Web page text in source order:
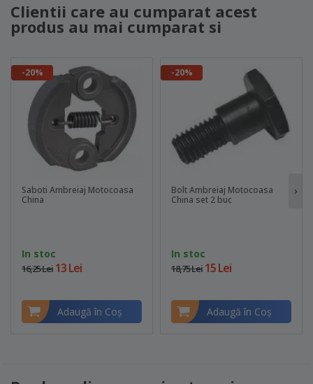
Clientii care au cumparat acest
produs au mai cumparat si
›
-20%
Saboti Ambreiaj Motocoasa
China
In stoc
16,25 Lei 13 Lei
Adaugă în Coş
-20%
Bolt Ambreiaj Motocoasa
China set 2 buc
In stoc
18,75 Lei 15 Lei
Adaugă în Coş